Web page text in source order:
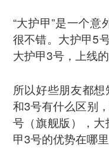
“大护甲”是一个
很不错。大护甲5
大护甲3号，上线
所以好些朋友都想
和3号有什么区别
号（旗舰版），
甲3号的优势在哪里